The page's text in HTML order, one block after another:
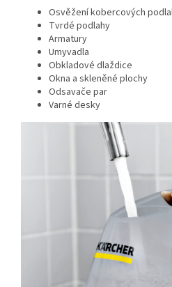
Osvěžení kobercových
Tvrdé podlahy
Armatury
Umyvadla
Obkladové dlaždice
Okna a skleněné plochy
Odsavače par
Varné desky